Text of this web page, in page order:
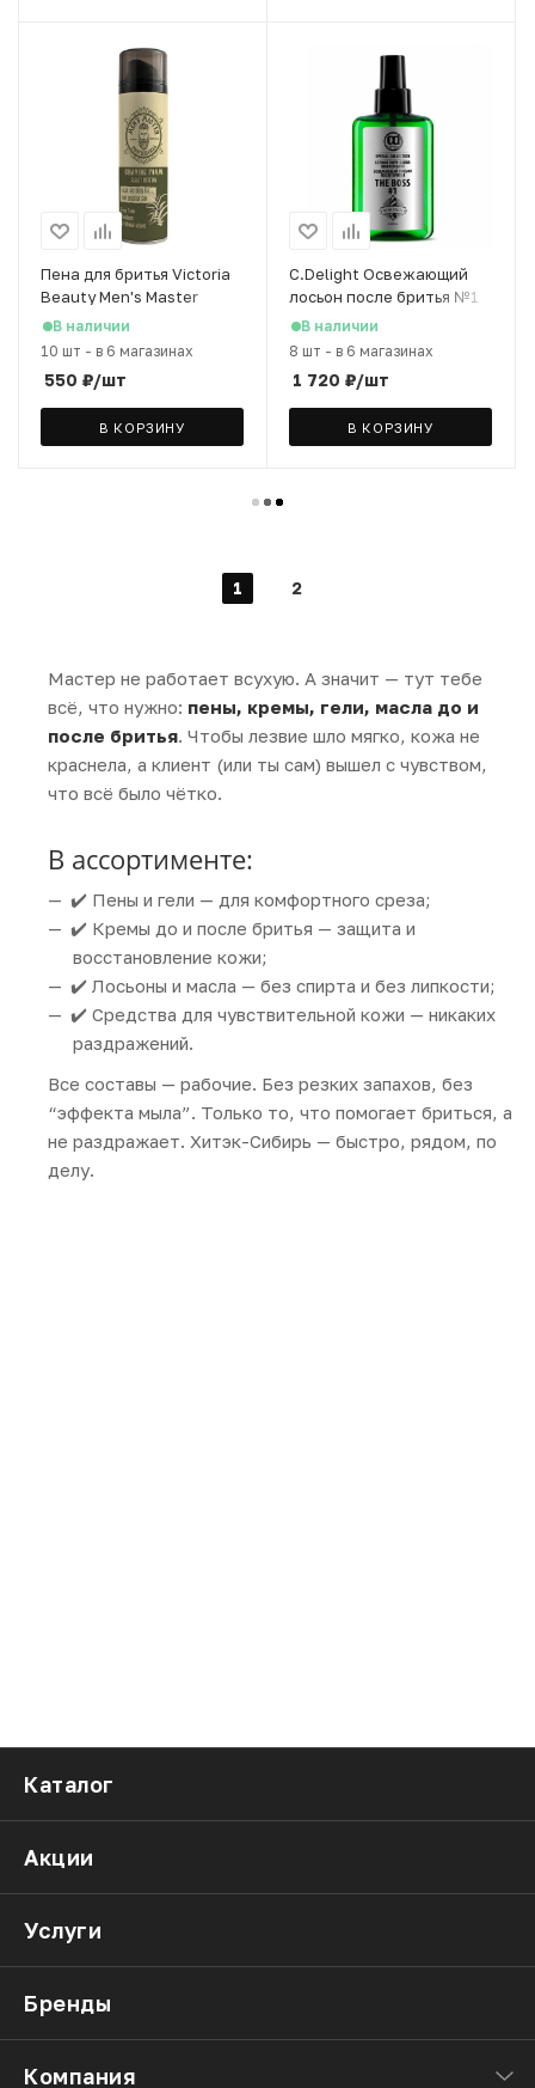
Пена для бритья Victoria
Beauty Men's Master
"Алое и зеленый чай", 200
мл
В наличии
10 шт - в 6 магазинах
550 ₽/шт
В КОРЗИНУ
C.Delight Освежающий
лосьон после бритья №1
Men's, 100 мл
В наличии
8 шт - в 6 магазинах
1 720 ₽/шт
В КОРЗИНУ
1 2
Мастер не работает всухую. А значит — тут тебе
всё, что нужно: пены, кремы, гели, масла до и
после бритья. Чтобы лезвие шло мягко, кожа не
краснела, а клиент (или ты сам) вышел с чувством,
что всё было чётко.
В ассортименте:
✔️ Пены и гели — для комфортного среза;
✔️ Кремы до и после бритья — защита и
восстановление кожи;
✔️ Лосьоны и масла — без спирта и без липкости;
✔️ Средства для чувствительной кожи — никаких
раздражений.
Все составы — рабочие. Без резких запахов, без
“эффекта мыла”. Только то, что помогает бриться, а
не раздражает. Хитэк-Сибирь — быстро, рядом, по
делу.
Каталог
Акции
Услуги
Бренды
Компания